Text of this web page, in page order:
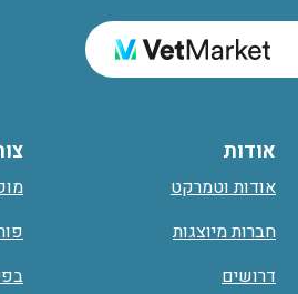
אודות
אודות וטמרקט
חברות מיוצגות
דרושים